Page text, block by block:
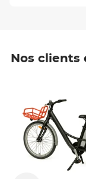
Nos clients